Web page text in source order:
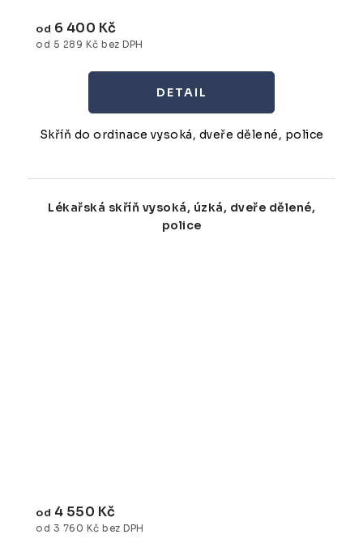
od 5 289 Kč bez DPH
od 6 400 Kč
Skříň do ordinace vysoká, dveře dělené, police
Lékařská skříň vysoká, úzká, dveře dělené,
police
od 3 760 Kč bez DPH
od 4 550 Kč